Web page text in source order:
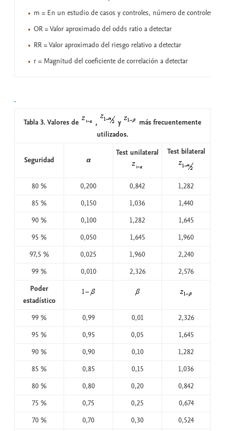
m = En un estudio de casos y controles, número de controles
OR = Valor aproximado del odds ratio a detectar
RR = Valor aproximado del riesgo relativo a detectar
r = Magnitud del coeficiente de correlación a detectar
Tabla 3. Valores de , y
más frecuentemente
utilizados.
Seguridad α
Test unilateral Test bilateral
80 % 0,200 0,842
1,282
85 %
0,150 1,036
1,440
90 %
0,100 1,282
1,645
95 %
0,050 1,645
1,960
97,5 %
0,025 1,960
2,240
99 %
0,010 2,326
2,576
Poder
estadístico
99 %
0,99 0,01
2,326
95 %
0,95 0,05
1,645
90 %
0,90 0,10
1,282
85 %
0,85 0,15
1,036
80 %
0,80 0,20
0,842
75 %
0,75 0,25
0,674
70 %
0,70 0,30 0,524